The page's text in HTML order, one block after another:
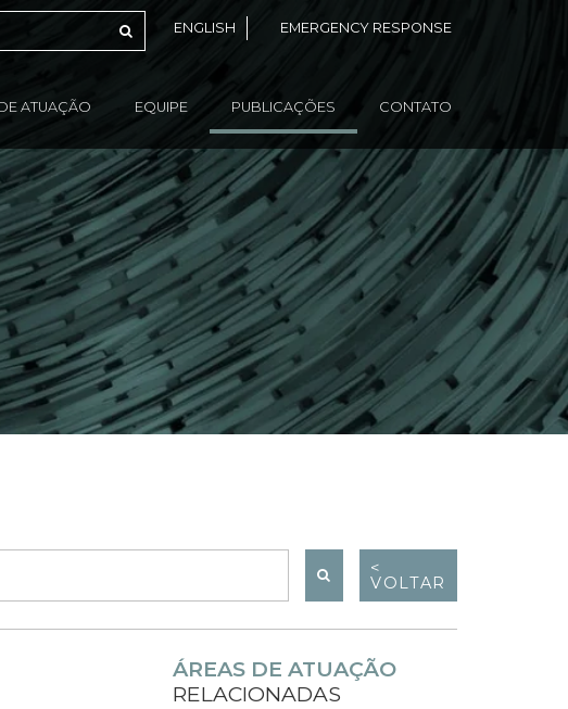
ENGLISH EMERGENCY RESPONSE
ATUAÇÃO EQUIPE PUBLICAÇÕES CONTATO
<
VOLTAR
ÁREAS DE ATUAÇÃO
RELACIONADAS